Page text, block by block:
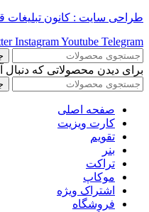
طراحی سایت : کانون
InstagramYoutube Telegram
برای دیدن محصولاتی که دنبال
صفحه اصلی
کارت ویزیت
تقویم
بنر
تراکت
موکاپ
اشتراک ویژه
فروشگاه